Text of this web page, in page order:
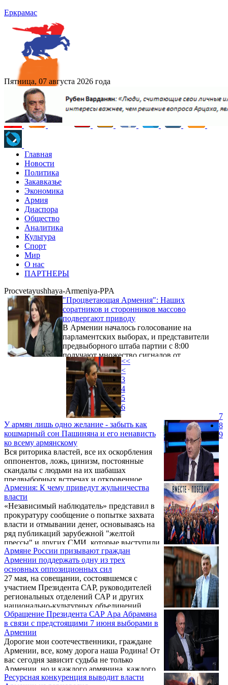
Еркрамас
Пятница, 07 августа 2026 года
Главная
Новости
Политика
Закавказье
Экономика
Армия
Диаспора
Общество
Аналитика
Культура
Спорт
Мир
О нас
ПАРТНЕРЫ
Procvetayushhaya-Armeniya-PPA
"Процветающая Армения": Наших
соратников и сторонников массово
подвергают приводу
В Армении началось голосование на
парламентских выборах, и представители
предвыборного штаба партии с 8:00
получают множество сигналов от
территориальных организаций о том, что
сегодняшний день начался с нападок
правоохранителей на представителей
территориальных организаций партии: их
подвергают приводу, арестовывают. Об
этом заявила 7 июня пресс-секретарь лидера
партии «Процветающая Армения» Ивета
Тоноян.
У армян лишь одно желание - забыть как
кошмарный сон Пашиняна и его ненависть
ко всему армянскому
Вся риторика властей, все их оскорбления
оппонентов, ложь, цинизм, постоянные
скандалы с людьми на иx шабашах
предвыборных встречах и откровенное
манипулирование говорят только об одном.
Власть в ужасе, власть боится, власть и
лично Пашинян в цейтноте, причем это не
мое желание либо передёргивание фактов.
Это реальность.
Армения: К чему приведут жульничества
власти
«Независимый наблюдатель» представил в
прокуратуру сообщение о попытке захвата
власти и отмывании денег, основываясь на
ряд публикаций зарубежной "желтой
прессы" и других СМИ, которые выступили
с анализом на этой базе.
Армяне России призывают граждан
Армении поддержать одну из трех
основных оппозиционных сил
27 мая, на совещании, состоявшемся с
участием Президента САР, руководителей
региональных отделений САР и других
национально-культурных объединений
армян России, а также членов Правления
САР, была принята резолюция в связи с
предстоящими 7 июня 2026 года выборами
в Национальное Собрание Республики
Армения.В резолюции содержится призыв
к гражданам Армении принять активное
участие в голосовании, а также выражена
безоговорочная поддержка трём основным
Обращение Президента САР Ара Абрамяна
в связи с предстоящими 7 июня выборами в
Армении
Дорогие мои соотечественники, граждане
Армении, все, кому дорога наша Родина! От
вас сегодня зависит судьба не только
Армении, но и каждого армянина, каждого
из нас, чьи сердца бьются в унисон с
Ресурсная конкуренция выводит власти
<<
<
3
4
5
6
7
8
9